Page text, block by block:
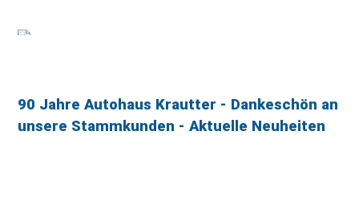
90 Jahre Autohaus Krautter - Dankeschön an
unsere Stammkunden - Aktuelle Neuheiten